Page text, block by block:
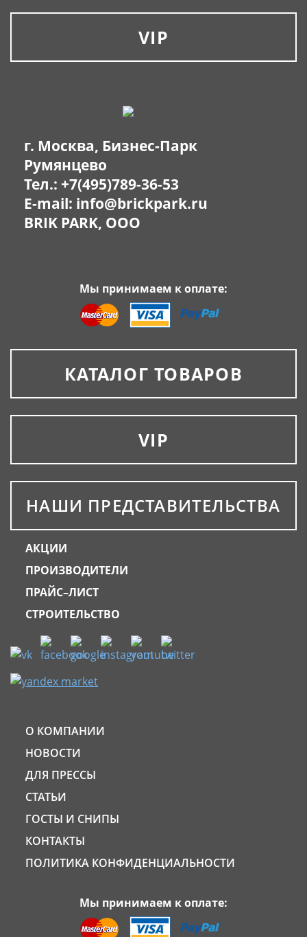
VIP
г. Москва, Бизнес-Парк
Румянцево
Тел.: +7(495)789-36-53
E-mail: info@brickpark.ru
BRIK PARK, OOO
Мы принимаем к оплате:
КАТАЛОГ ТОВАРОВ
VIP
НАШИ ПРЕДСТАВИТЕЛЬСТВА
АКЦИИ
ПРОИЗВОДИТЕЛИ
ПРАЙС–ЛИСТ
СТРОИТЕЛЬСТВО
О КОМПАНИИ
НОВОСТИ
ДЛЯ ПРЕССЫ
СТАТЬИ
ГОСТЫ И СНИПЫ
КОНТАКТЫ
ПОЛИТИКА КОНФИДЕНЦИАЛЬНОСТИ
Мы принимаем к оплате: